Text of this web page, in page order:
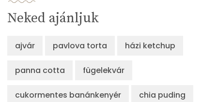
Neked ajánljuk
ajvár pavlova torta házi ketchup
panna cotta fügelekvár
cukormentes banánkenyér chia puding